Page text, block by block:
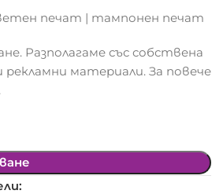
печат | тампонен печат
Разполагаме със собствена
рекламни материали. За повече